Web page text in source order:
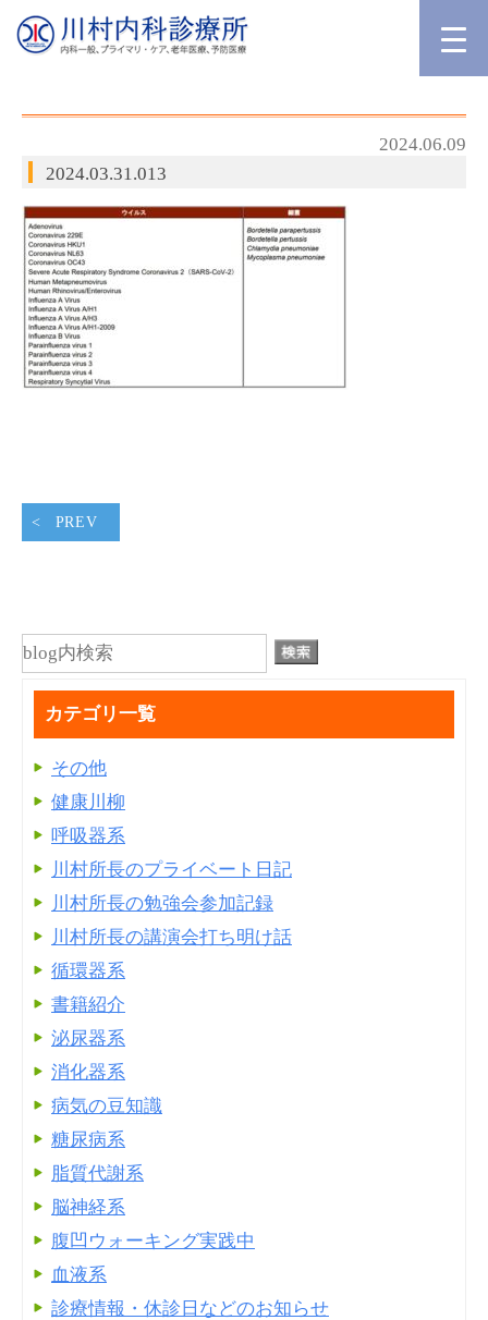
2024.06.09
2024.03.31.013
PREV
カテゴリ一覧
その他
健康川柳
呼吸器系
川村所長のプライベート日記
川村所長の勉強会参加記録
川村所長の講演会打ち明け話
循環器系
書籍紹介
泌尿器系
消化器系
病気の豆知識
糖尿病系
脂質代謝系
脳神経系
腹凹ウォーキング実践中
血液系
診療情報・休診日などのお知らせ